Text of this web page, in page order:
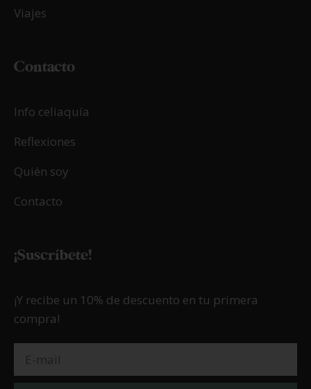
Viajes
Contacto
Info celiaquía
Reflexiones
Quién soy
Contacto
¡Suscríbete!
¡Y recibe un 10% de descuento en tu primera
compra!